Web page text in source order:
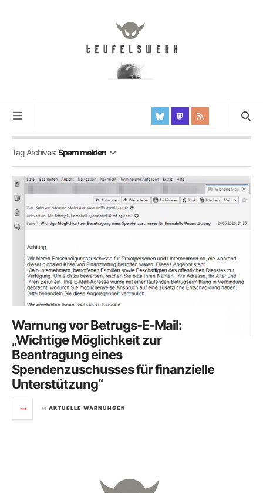
Tag Archives:Spam melden
Warnung vor Betrugs-E-Mail:
„Wichtige Möglichkeit zur
Beantragung eines
Spendenzuschusses für finanzielle
Unterstützung“
in AKTUELLE WARNUNGEN